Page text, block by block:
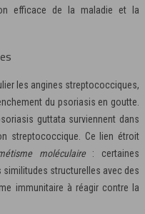
efficace de la maladie et la
les angines streptococciques,
du psoriasis en goutte.
guttata surviennent dans
streptococcique. Ce lien étroit
moléculaire : certaines
structurelles avec des
immunitaire à réagir contre la